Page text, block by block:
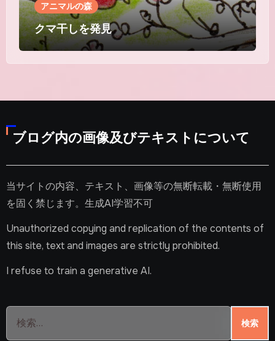
アニマルの森
クマ干しを発見
ブログ内の画像及びテキストについて
当サイトの内容、テキスト、画像等の無断転載・無断使用
を固く禁じます。生成AI学習不可
Unauthorized copying and replication of the contents of
this site, text and images are strictly prohibited.
I refuse to train a generative AI.
検